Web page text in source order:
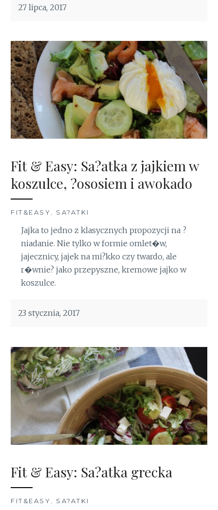
27 lipca, 2017
Fit & Easy: Sa?atka z jajkiem w
koszulce, ?ososiem i awokado
FIT&EASY, SA?ATKI
Jajka to jedno z klasycznych propozycji na ?
niadanie. Nie tylko w formie omlet�w,
jajecznicy, jajek na mi?kko czy twardo, ale
r�wnie? jako przepyszne, kremowe jajko w
koszulce.
23 stycznia, 2017
Fit & Easy: Sa?atka grecka
FIT&EASY, SA?ATKI